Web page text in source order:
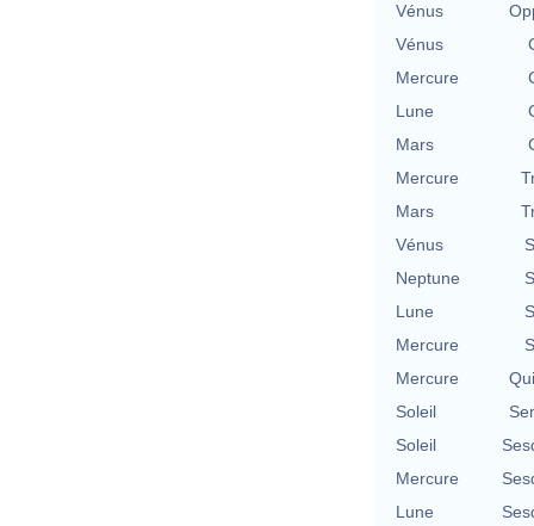
Vénus
Vénus
Mercure
Lune
Mars
Mercure
Mars
Vénus
Neptune
Lune
Mercure
Mercure
Soleil
Soleil
Mercure
Lune